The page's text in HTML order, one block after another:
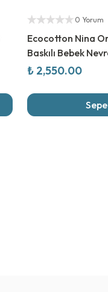
0 Yorum
Ecocotton Nina
Baskılı Bebek
₺ 2,550.00